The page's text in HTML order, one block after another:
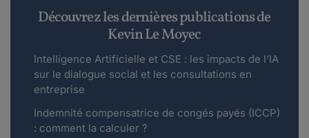
Découvrez les dernières publications de
Kevin Le Moyec
Intelligence Artificielle et CSE : les impacts de l’IA
sur le dialogue social et les consultations en
entreprise
Indemnité compensatrice de congés payés (ICCP)
: comment la calculer ?